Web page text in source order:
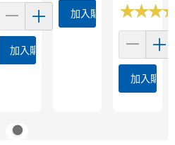
加入購物車
加入購物車 ★★★
★★★
加入購物